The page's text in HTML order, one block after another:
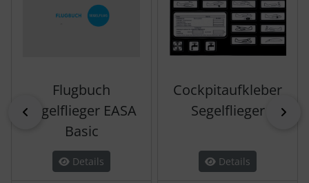
zurück
Flugbuch
Segelflieger EASA
Basic
Details
Cockpitaufkleber
Segelflieger
Details